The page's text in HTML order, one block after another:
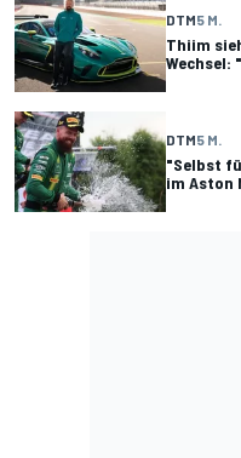
DTM5 M.
Thiim
Wechsel:
DTM5 M.
"Selbst
im Aston